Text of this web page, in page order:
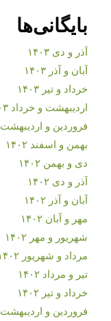
بایگانی‌ها
آذر و دی ۱۴۰۳
آبان و آذر ۱۴۰۳
خرداد و تیر ۱۴۰۳
اردیبهشت و خرداد ۱۴۰۳
فروردین و اردیبهشت ۱۴۰۳
بهمن و اسفند ۱۴۰۲
دی و بهمن ۱۴۰۲
آذر و دی ۱۴۰۲
آبان و آذر ۱۴۰۲
مهر و آبان ۱۴۰۲
شهریور و مهر ۱۴۰۲
مرداد و شهریور ۱۴۰۲
تیر و مرداد ۱۴۰۲
خرداد و تیر ۱۴۰۲
فروردین و اردیبهشت ۱۴۰۲